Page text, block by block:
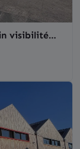
visibilité